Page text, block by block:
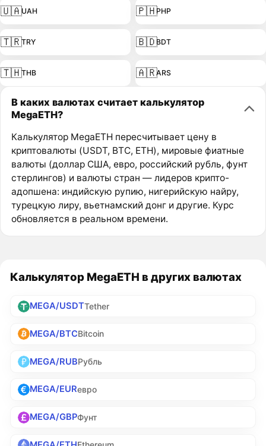
🇺🇦UAH 🇵🇭PHP
🇹🇷TRY 🇧🇩BDT
🇹🇭THB 🇦🇷ARS
В каких валютах считает калькулятор
MegaETH?
Калькулятор MegaETH пересчитывает цену в
криптовалюты (USDT, BTC, ETH), мировые фиатные
валюты (доллар США, евро, российский рубль, фунт
стерлингов) и валюты стран — лидеров крипто-
адопшена: индийскую рупию, нигерийскую найру,
турецкую лиру, вьетнамский донг и другие. Курс
обновляется в реальном времени.
Калькулятор MegaETH в других валютах
MEGA/USDTTether
MEGA/BTCBitcoin
MEGA/RUBРубль
MEGA/EURевро
MEGA/GBPФунт